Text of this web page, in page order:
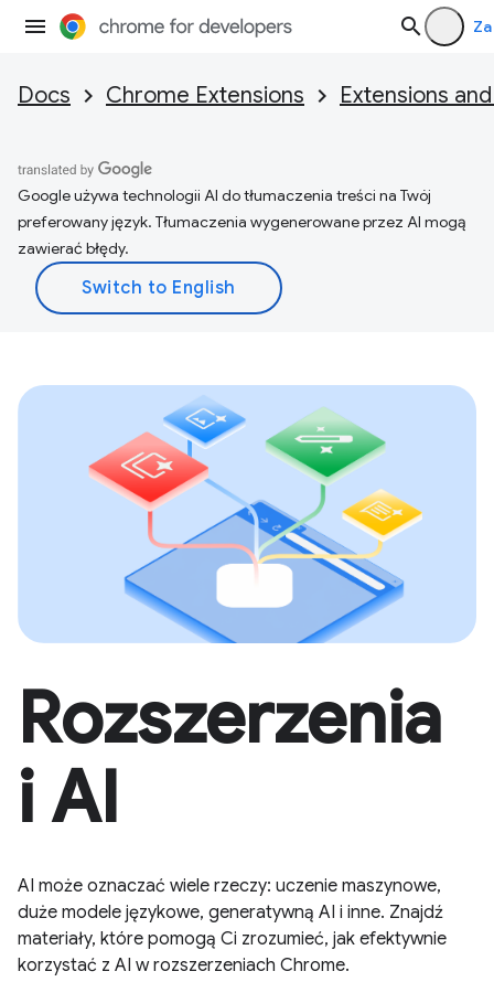
Docs Chrome Extensions Extensions
Google używa technologii AI do tłumaczenia treści na Twój
preferowany język. Tłumaczenia wygenerowane przez AI mogą
zawierać błędy.
Rozszerzenia
i AI
AI może oznaczać wiele rzeczy: uczenie maszynowe,
duże modele językowe, generatywną AI i inne. Znajdź
materiały, które pomogą Ci zrozumieć, jak efektywnie
korzystać z AI w rozszerzeniach Chrome.